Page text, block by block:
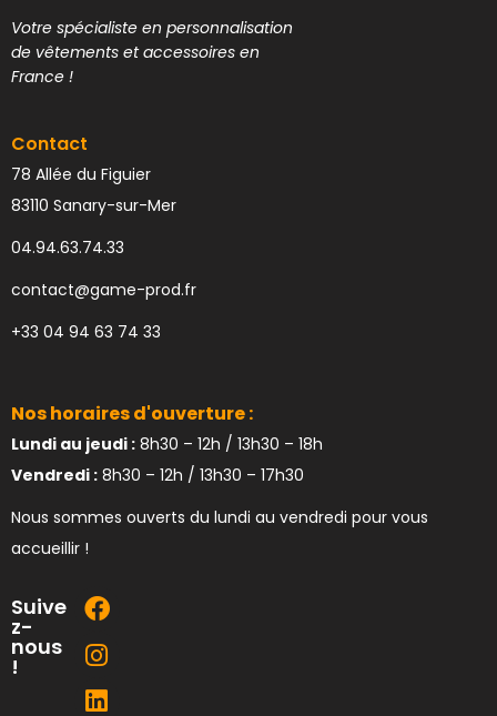
Votre spécialiste en personnalisation
de vêtements et accessoires en
France !
Contact
78 Allée du Figuier
83110 Sanary-sur-Mer
04.94.63.74.33
contact@game-prod.fr
+33 04 94 63 74 33
Nos horaires d'ouverture :
Lundi au jeudi : 8h30 – 12h / 13h30 – 18h
Vendredi : 8h30 – 12h / 13h30 – 17h30
Nous sommes ouverts du lundi au vendredi pour vous
accueillir !
Suive
z-
nous
!